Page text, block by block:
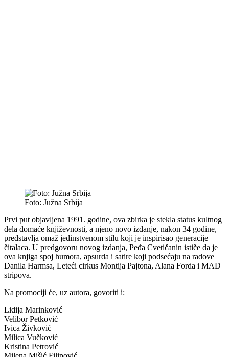
Foto: Južna Srbija
Prvi put objavljena 1991. godine, ova zbirka je stekla status kultnog
dela domaće književnosti, a njeno novo izdanje, nakon 34 godine,
predstavlja omaž jedinstvenom stilu koji je inspirisao generacije
čitalaca. U predgovoru novog izdanja, Peđa Cvetičanin ističe da je
ova knjiga spoj humora, apsurda i satire koji podsećaju na radove
Danila Harmsa, Leteći cirkus Montija Pajtona, Alana Forda i MAD
stripova.
Na promociji će, uz autora, govoriti i:
Lidija Marinković
Velibor Petković
Ivica Živković
Milica Vučković
Kristina Petrović